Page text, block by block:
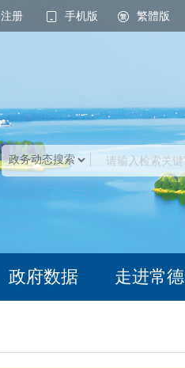
注册 手机版 繁體版
政府数据 走进常德